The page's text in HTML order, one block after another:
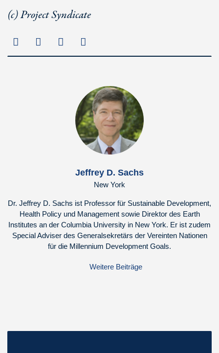
(c) Project Syndicate
Jeffrey D. Sachs
New York
Dr. Jeffrey D. Sachs ist Professor für Sustainable Development,
Health Policy und Management sowie Direktor des Earth
Institutes an der Columbia University in New York. Er ist zudem
Special Adviser des Generalsekretärs der Vereinten Nationen
für die Millennium Development Goals.
Weitere Beiträge